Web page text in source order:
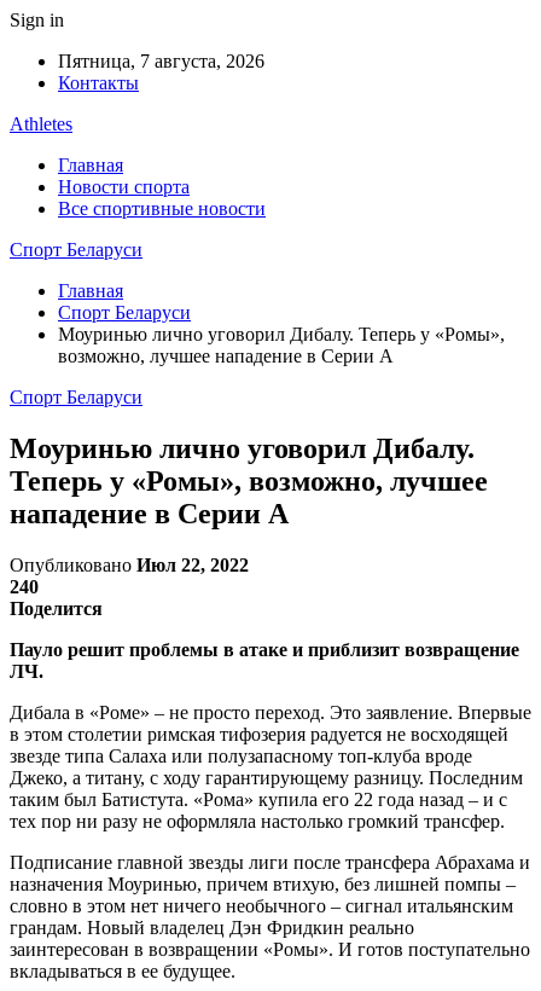
Sign in
Пятница, 7 августа, 2026
Контакты
Athletes
Главная
Новости спорта
Все спортивные новости
Спорт Беларуси
Главная
Спорт Беларуси
Моуринью лично уговорил Дибалу. Теперь у «Ромы»,
возможно, лучшее нападение в Серии А
Спорт Беларуси
Моуринью лично уговорил Дибалу.
Теперь у «Ромы», возможно, лучшее
нападение в Серии А
Опубликовано Июл 22, 2022
240
Поделится
Пауло решит проблемы в атаке и приблизит возвращение
ЛЧ.
Дибала в «Роме» – не просто переход. Это заявление. Впервые
в этом столетии римская тифозерия радуется не восходящей
звезде типа Салаха или полузапасному топ-клуба вроде
Джеко, а титану, с ходу гарантирующему разницу. Последним
таким был Батистута. «Рома» купила его 22 года назад – и с
тех пор ни разу не оформляла настолько громкий трансфер.
Подписание главной звезды лиги после трансфера Абрахама и
назначения Моуринью, причем втихую, без лишней помпы –
словно в этом нет ничего необычного – сигнал итальянским
грандам. Новый владелец Дэн Фридкин реально
заинтересован в возвращении «Ромы». И готов поступательно
вкладываться в ее будущее.